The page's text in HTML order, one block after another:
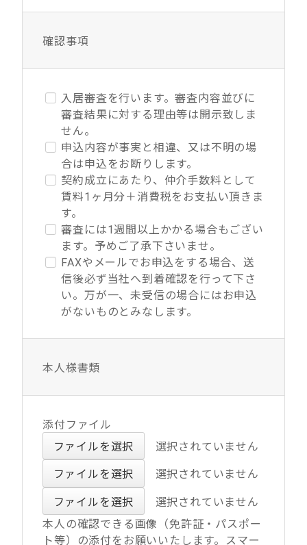
確認事項
入居審査を行います。審査内容並びに
審査結果に対する理由等は開示致しま
せん。
申込内容が事実と相違、又は不明の場
合は申込をお断りします。
契約成立にあたり、仲介手数料として
賃料1ヶ月分＋消費税をお支払い頂きま
す。
審査には1週間以上かかる場合もござい
ます。予めご了承下さいませ。
FAXやメールでお申込をする場合、送
信後必ず当社へ到着確認を行って下さ
い。万が一、未受信の場合にはお申込
がないものとみなします。
本人様書類
添付ファイル
ファイルを選択
選択されていません
ファイルを選択 選択されていません
ファイルを選択
選択されていません
本人の確認できる画像（免許証・パスポー
ト等）の添付をお願いいたします。スマー